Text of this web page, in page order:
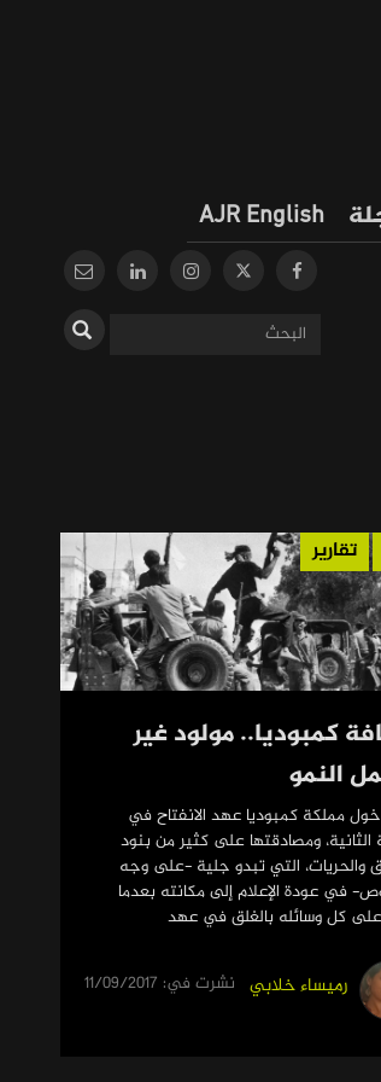
AJR English
تقارير
كمبوديا.. مولود غير
النمو
مملكة كمبوديا عهد الانفتاح في
الثانية، ومصادقتها على كثير من بنود
والحريات، التي تبدو جلية -على وجه
في عودة الإعلام إلى مكانته بعدما
كل وسائله بالغلق في عهد
رميساء خلابي نشرت في: 11/09/2017